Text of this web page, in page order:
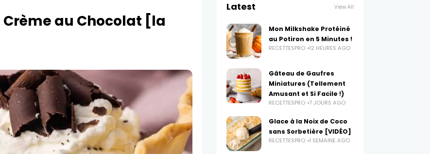
au Chocolat [la
Latest View All
Mon Milkshake Protéiné
au Potiron en 5 Minutes !
RECETTESPRO 12 HEURES AGO
Gâteau de Gaufres
Miniatures (Tellement
Amusant et Si Facile !)
RECETTESPRO 7 JOURS AGO
Glace à la Noix de Coco
sans Sorbetière [VIDÉO]
RECETTESPRO 1 SEMAINE AGO